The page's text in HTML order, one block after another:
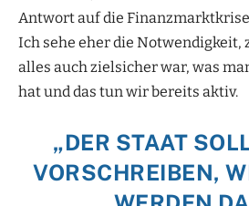
Antwort auf die
Ich sehe eher die Notwendigkeit,
alles auch zielsicher war, was
hat und das tun wir bereits aktiv.
„DER STAAT
VORSCHREIBEN,